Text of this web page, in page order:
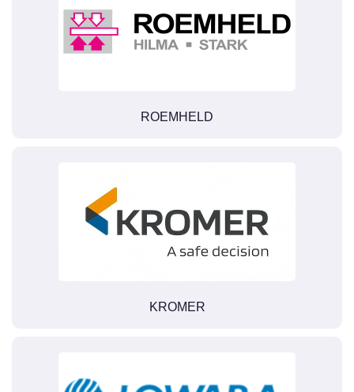
ROEMHELD
KROMER